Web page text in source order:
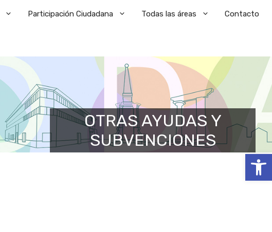
Abrir
Participación Ciudadana Todas las áreas Contacto
OTRAS AYUDAS Y
SUBVENCIONES